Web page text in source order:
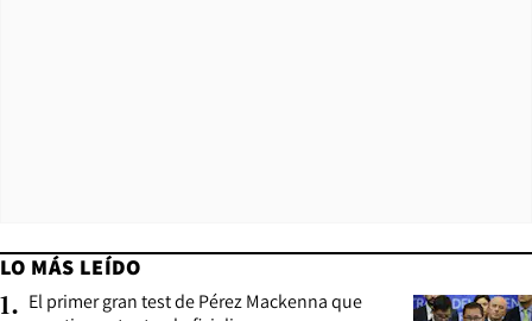
LO MÁS LEÍDO
1. El primer gran test de Pérez Mackenna que